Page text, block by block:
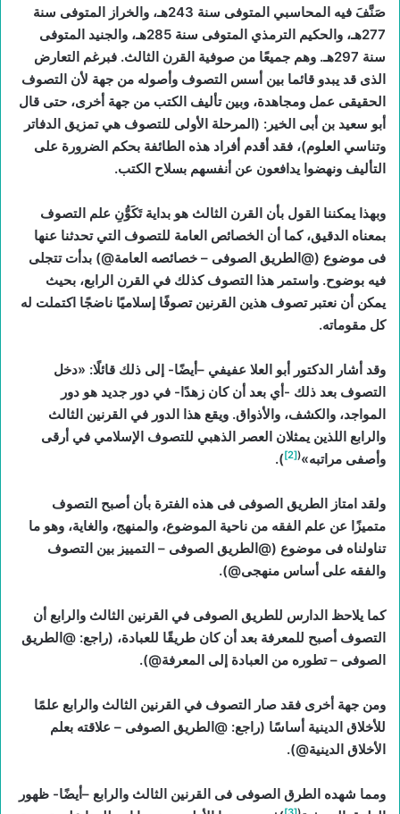
صَنَّفَ فيه المحاسبي المتوفى سنة 243هـ، والخراز المتوفى سنة
277هـ، والحكيم الترمذي المتوفى سنة 285هـ، والجنيد المتوفى
سنة 297هـ. وهم جميعًا من صوفية القرن الثالث. فبرغم التعارض
الذى قد يبدو قائما بين أسس التصوف وأصوله من جهة لأن التصوف
الحقيقى عمل ومجاهدة، وبين تأليف الكتب من جهة أخرى، حتى قال
أبو سعيد بن أبى الخير: (المرحلة الأولى للتصوف هي تمزيق الدفاتر
وتناسي العلوم)، فقد أقدم أفراد هذه الطائفة بحكم الضرورة على
التأليف ونهضوا يدافعون عن أنفسهم بسلاح الكتب.
وبهذا يمكننا القول بأن القرن الثالث هو بداية تَكَوُّنِ علم التصوف
بمعناه الدقيق، كما أن الخصائص العامة للتصوف التي تحدثنا عنها
فى موضوع (@الطريق الصوفى – خصائصه العامة@) بدأت تتجلى
فيه بوضوح. واستمر هذا التصوف كذلك في القرن الرابع، بحيث
يمكن أن نعتبر تصوف هذين القرنين تصوفًا إسلاميًا ناضجًا اكتملت له
كل مقوماته.
وقد أشار الدكتور أبو العلا عفيفي –أيضًا- إلى ذلك قائلًا: «دخل
التصوف بعد ذلك -أي بعد أن كان زهدًا- في دور جديد هو دور
المواجد، والكشف، والأذواق. ويقع هذا الدور في القرنين الثالث
والرابع اللذين يمثلان العصر الذهبي للتصوف الإسلامي في أرقى
وأصفى مراتبه»(
[2]
).
ولقد امتاز الطريق الصوفى فى هذه الفترة بأن أصبح التصوف
متميزًا عن علم الفقه من ناحية الموضوع، والمنهج، والغاية، وهو ما
تناولناه فى موضوع (@الطريق الصوفى – التمييز بين التصوف
والفقه على أساس منهجى@).
كما يلاحظ الدارس للطريق الصوفى في القرنين الثالث والرابع أن
التصوف أصبح للمعرفة بعد أن كان طريقًا للعبادة، (راجع: @الطريق
الصوفى – تطوره من العبادة إلى المعرفة@).
ومن جهة أخرى فقد صار التصوف في القرنين الثالث والرابع علمًا
للأخلاق الدينية أساسًا (راجع: @الطريق الصوفى – علاقته بعلم
الأخلاق الدينية@).
ومما شهده الطرق الصوفى فى القرنين الثالث والرابع –أيضًا- ظهور